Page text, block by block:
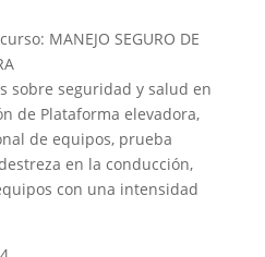
MANEJO SEGURO DE
sobre seguridad y salud en
de Plataforma elevadora,
de equipos, prueba
en la conducción,
con una intensidad